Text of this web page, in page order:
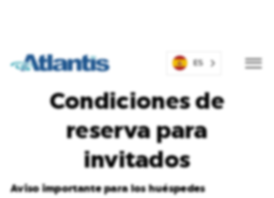
C
g
e
ES
Botón
Atlantis Eventos
Condiciones de
reserva para
invitados
Aviso importante para los huéspedes